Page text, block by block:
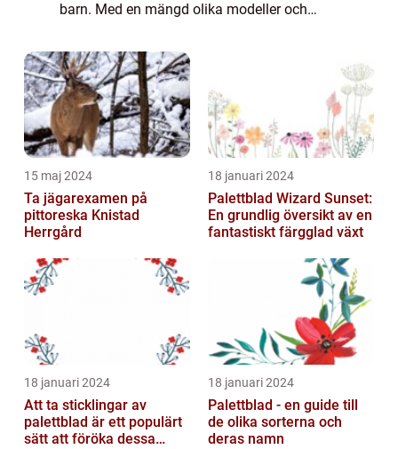
barn. Med en mängd olika modeller och
överväldigande att hitta rätt sparkcykel för...
15 maj 2024
Ta jägarexamen på
pittoreska Knistad
Herrgård
18 januari 2024
Palettblad Wizard Sunset:
En grundlig översikt av en
fantastiskt färgglad växt
18 januari 2024
Att ta sticklingar av
palettblad är ett populärt
sätt att föröka dessa
18 januari 2024
Palettblad - en guide till
de olika sorterna och
deras namn